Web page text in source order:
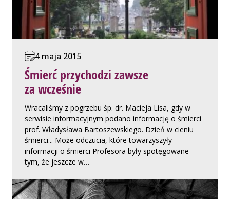
4 maja 2015
Śmierć przychodzi zawsze
za wcześnie
Wracaliśmy z pogrzebu śp. dr. Macieja Lisa, gdy w
serwisie informacyjnym podano informację o śmierci
prof. Władysława Bartoszewskiego. Dzień w cieniu
śmierci... Może odczucia, które towarzyszyły
informacji o śmierci Profesora były spotęgowane
tym, że jeszcze w…